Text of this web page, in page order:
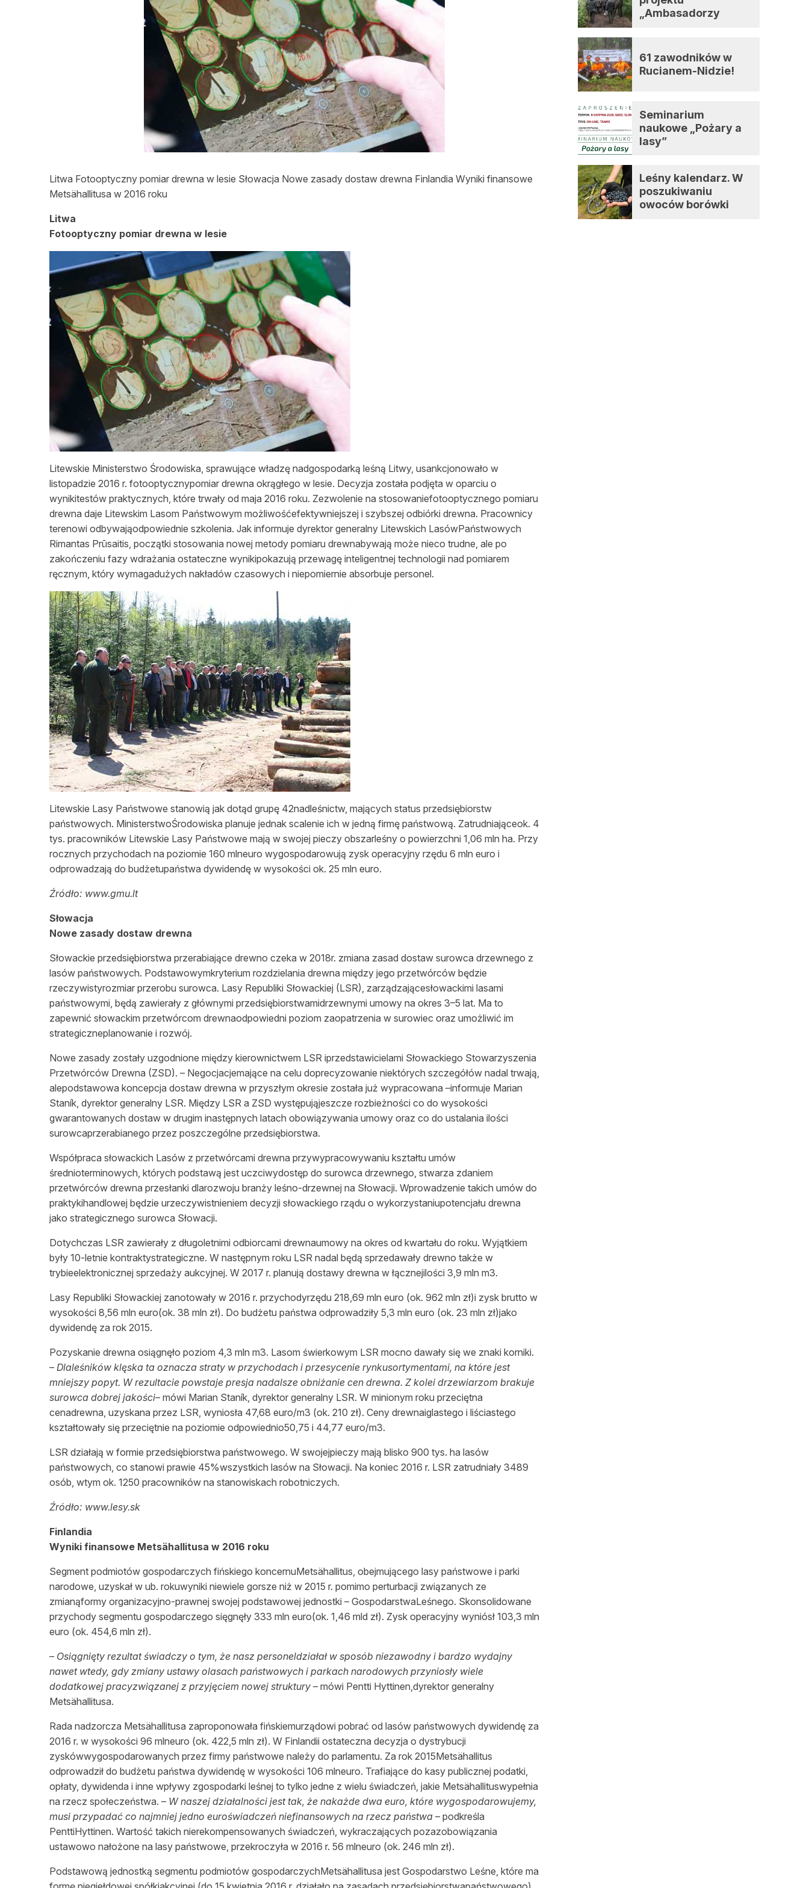
Lasy prywatne
Litwa Fotooptyczny pomiar drewna w lesie Słowacja Nowe zasady dostaw drewna Finlandia Wyniki finansowe
Metsähallitusa w 2016 roku
Litwa
Fotooptyczny pomiar drewna w lesie
Litewskie Ministerstwo Środowiska, sprawujące władzę nadgospodarką leśną Litwy, usankcjonowało w
listopadzie 2016 r. fotooptycznypomiar drewna okrągłego w lesie. Decyzja została podjęta w oparciu o
wynikitestów praktycznych, które trwały od maja 2016 roku. Zezwolenie na stosowaniefotooptycznego pomiaru
drewna daje Litewskim Lasom Państwowym możliwośćefektywniejszej i szybszej odbiórki drewna. Pracownicy
terenowi odbywająodpowiednie szkolenia. Jak informuje dyrektor generalny Litewskich LasówPaństwowych
Rimantas Prūsaitis, początki stosowania nowej metody pomiaru drewnabywają może nieco trudne, ale po
zakończeniu fazy wdrażania ostateczne wynikipokazują przewagę inteligentnej technologii nad pomiarem
ręcznym, który wymagadużych nakładów czasowych i niepomiernie absorbuje personel.
Litewskie Lasy Państwowe stanowią jak dotąd grupę 42nadleśnictw, mających status przedsiębiorstw
państwowych. MinisterstwoŚrodowiska planuje jednak scalenie ich w jedną firmę państwową. Zatrudniająceok. 4
tys. pracowników Litewskie Lasy Państwowe mają w swojej pieczy obszarleśny o powierzchni 1,06 mln ha. Przy
rocznych przychodach na poziomie 160 mlneuro wygospodarowują zysk operacyjny rzędu 6 mln euro i
odprowadzają do budżetupaństwa dywidendę w wysokości ok. 25 mln euro.
Źródło: www.gmu.lt
Słowacja
Nowe zasady dostaw drewna
Słowackie przedsiębiorstwa przerabiające drewno czeka w 2018r. zmiana zasad dostaw surowca drzewnego z
lasów państwowych. Podstawowymkryterium rozdzielania drewna między jego przetwórców będzie
rzeczywistyrozmiar przerobu surowca. Lasy Republiki Słowackiej (LSR), zarządzającesłowackimi lasami
państwowymi, będą zawierały z głównymi przedsiębiorstwamidrzewnymi umowy na okres 3–5 lat. Ma to
zapewnić słowackim przetwórcom drewnaodpowiedni poziom zaopatrzenia w surowiec oraz umożliwić im
strategiczneplanowanie i rozwój.
Nowe zasady zostały uzgodnione między kierownictwem LSR iprzedstawicielami Słowackiego Stowarzyszenia
Przetwórców Drewna (ZSD). – Negocjacjemające na celu doprecyzowanie niektórych szczegółów nadal trwają,
alepodstawowa koncepcja dostaw drewna w przyszłym okresie została już wypracowana –informuje Marian
Staník, dyrektor generalny LSR. Między LSR a ZSD występująjeszcze rozbieżności co do wysokości
gwarantowanych dostaw w drugim inastępnych latach obowiązywania umowy oraz co do ustalania ilości
surowcaprzerabianego przez poszczególne przedsiębiorstwa.
Współpraca słowackich Lasów z przetwórcami drewna przywypracowywaniu kształtu umów
średnioterminowych, których podstawą jest uczciwydostęp do surowca drzewnego, stwarza zdaniem
przetwórców drewna przesłanki dlarozwoju branży leśno-drzewnej na Słowacji. Wprowadzenie takich umów do
praktykihandlowej będzie urzeczywistnieniem decyzji słowackiego rządu o wykorzystaniupotencjału drewna
jako strategicznego surowca Słowacji.
Dotychczas LSR zawierały z długoletnimi odbiorcami drewnaumowy na okres od kwartału do roku. Wyjątkiem
były 10-letnie kontraktystrategiczne. W następnym roku LSR nadal będą sprzedawały drewno także w
trybieelektronicznej sprzedaży aukcyjnej. W 2017 r. planują dostawy drewna w łącznejilości 3,9 mln m3.
Lasy Republiki Słowackiej zanotowały w 2016 r. przychodyrzędu 218,69 mln euro (ok. 962 mln zł)i zysk brutto w
wysokości 8,56 mln euro(ok. 38 mln zł). Do budżetu państwa odprowadziły 5,3 mln euro (ok. 23 mln zł)jako
dywidendę za rok 2015.
Pozyskanie drewna osiągnęło poziom 4,3 mln m3. Lasom świerkowym LSR mocno dawały się we znaki korniki.
– Dlaleśników klęska ta oznacza straty w przychodach i przesycenie rynkusortymentami, na które jest
mniejszy popyt. W rezultacie powstaje presja nadalsze obniżanie cen drewna. Z kolei drzewiarzom brakuje
surowca dobrej jakości– mówi Marian Staník, dyrektor generalny LSR. W minionym roku przeciętna
cenadrewna, uzyskana przez LSR, wyniosła 47,68 euro/m3 (ok. 210 zł). Ceny drewnaiglastego i liściastego
kształtowały się przeciętnie na poziomie odpowiednio50,75 i 44,77 euro/m3.
LSR działają w formie przedsiębiorstwa państwowego. W swojejpieczy mają blisko 900 tys. ha lasów
państwowych, co stanowi prawie 45%wszystkich lasów na Słowacji. Na koniec 2016 r. LSR zatrudniały 3489
osób, wtym ok. 1250 pracowników na stanowiskach robotniczych.
Źródło: www.lesy.sk
Finlandia
Wyniki finansowe Metsähallitusa w 2016 roku
Segment podmiotów gospodarczych fińskiego koncernuMetsähallitus, obejmującego lasy państwowe i parki
narodowe, uzyskał w ub. rokuwyniki niewiele gorsze niż w 2015 r. pomimo perturbacji związanych ze
zmianąformy organizacyjno-prawnej swojej podstawowej jednostki – GospodarstwaLeśnego. Skonsolidowane
przychody segmentu gospodarczego sięgnęły 333 mln euro(ok. 1,46 mld zł). Zysk operacyjny wyniósł 103,3 mln
euro (ok. 454,6 mln zł).
– Osiągnięty rezultat świadczy o tym, że nasz personeldziałał w sposób niezawodny i bardzo wydajny
nawet wtedy, gdy zmiany ustawy olasach państwowych i parkach narodowych przyniosły wiele
dodatkowej pracyzwiązanej z przyjęciem nowej struktury – mówi Pentti Hyttinen,dyrektor generalny
Metsähallitusa.
Rada nadzorcza Metsähallitusa zaproponowała fińskiemurządowi pobrać od lasów państwowych dywidendę za
2016 r. w wysokości 96 mlneuro (ok. 422,5 mln zł). W Finlandii ostateczna decyzja o dystrybucji
zyskówwygospodarowanych przez firmy państwowe należy do parlamentu. Za rok 2015Metsähallitus
odprowadził do budżetu państwa dywidendę w wysokości 106 mlneuro. Trafiające do kasy publicznej podatki,
opłaty, dywidenda i inne wpływy zgospodarki leśnej to tylko jedne z wielu świadczeń, jakie Metsähallituswypełnia
na rzecz społeczeństwa. – W naszej działalności jest tak, że nakażde dwa euro, które wygospodarowujemy,
musi przypadać co najmniej jedno euroświadczeń niefinansowych na rzecz państwa – podkreśla
PenttiHyttinen. Wartość takich nierekompensowanych świadczeń, wykraczających pozazobowiązania
ustawowo nałożone na lasy państwowe, przekroczyła w 2016 r. 56 mlneuro (ok. 246 mln zł).
Podstawową jednostką segmentu podmiotów gospodarczychMetsähallitusa jest Gospodarstwo Leśne, które ma
„Ambasadorzy
61 zawodników w
Rucianem-Nidzie!
Seminarium
naukowe „Pożary a
lasy”
Leśny kalendarz. W
poszukiwaniu
owoców borówki